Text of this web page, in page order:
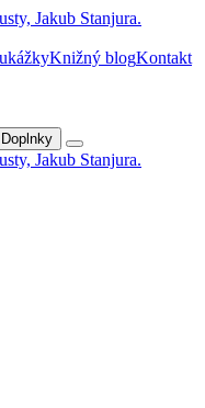
Knižný blogKontakt
Doplnky